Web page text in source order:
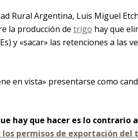
Rural Argentina, Luis Miguel
la producción de trigo hay que
y «sacar» las retenciones a las
en vista» presentarse como
hay que hacer es lo contrario
permisos de exportación del